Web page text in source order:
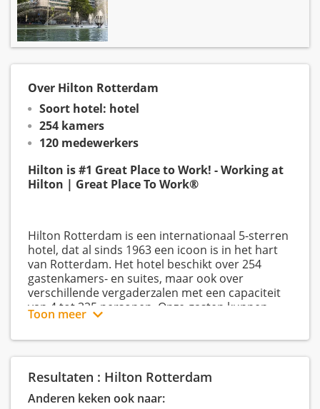
Over Hilton Rotterdam
Soort hotel: hotel
254 kamers
120 medewerkers
Hilton is #1 Great Place to Work! - Working at
Hilton | Great Place To Work®
Hilton Rotterdam is een internationaal 5-sterren
hotel, dat al sinds 1963 een icoon is in het hart
van Rotterdam. Het hotel beschikt over 254
gastenkamers- en suites, maar ook over
verschillende vergaderzalen met een capaciteit
van 4 tot 325 personen. Onze gasten kunnen
genieten van een heerlijk ontbijt en een all-day
Ons team is erg divers en internationaal. Wij zorgen
er samen voor dat de gast een perfect verblijf heeft
en van uitstekende service geniet. Daarom staan wij
voor support en ontwikkeling voor al onze Team
Toon meer
Resultaten : Hilton Rotterdam
Anderen keken ook naar: